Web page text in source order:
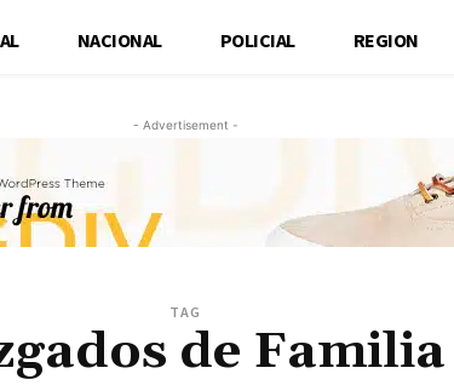
NACIONAL POLICIAL REGION
- Advertisement -
TAG
de Familia